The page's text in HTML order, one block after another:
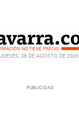
JUEVES, 06 DE AGOSTO DE 2026